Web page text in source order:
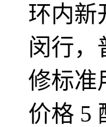
环内新
闵行，
修标准
价格 5